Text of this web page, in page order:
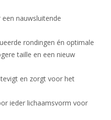
nauwsluitende
rondingen én optimale
taille en een nieuw
en zorgt voor het
ieder lichaamsvorm voor